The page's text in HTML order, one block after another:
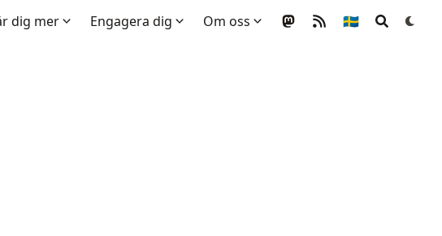
dig mer Engagera dig Om oss 🇸🇪